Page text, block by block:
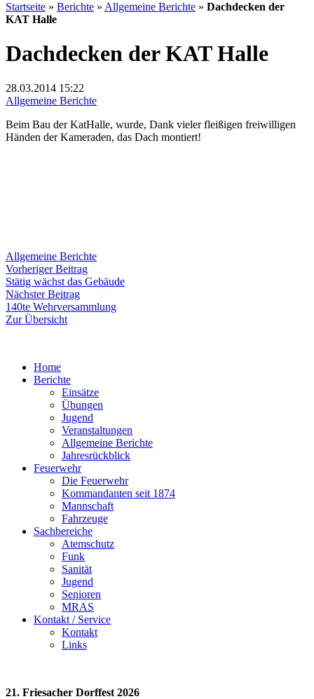
Startseite » Berichte » Allgemeine Berichte » Dachdecken der
KAT Halle
Dachdecken der KAT Halle
28.03.2014 15:22
Allgemeine Berichte
Beim Bau der KatHalle, wurde, Dank vieler fleißigen freiwilligen
Händen der Kameraden, das Dach montiert!
Allgemeine Berichte
Beitragsnavigation
Vorheriger BeitragVorheriger
Beitrag:
Stätig wächst das Gebäude
Nächster BeitragNächster
Beitrag:
140te Wehrversammlung
Zur Übersicht
Home
Berichte
Einsätze
Übungen
Jugend
Veranstaltungen
Allgemeine Berichte
Jahresrückblick
Feuerwehr
Die Feuerwehr
Kommandanten seit 1874
Mannschaft
Fahrzeuge
Sachbereiche
Atemschutz
Funk
Sanität
Jugend
Senioren
MRAS
Kontakt / Service
Kontakt
Links
21. Friesacher Dorffest 2026